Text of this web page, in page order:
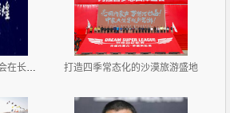
春召开 打造四季常态化的沙漠旅游盛地